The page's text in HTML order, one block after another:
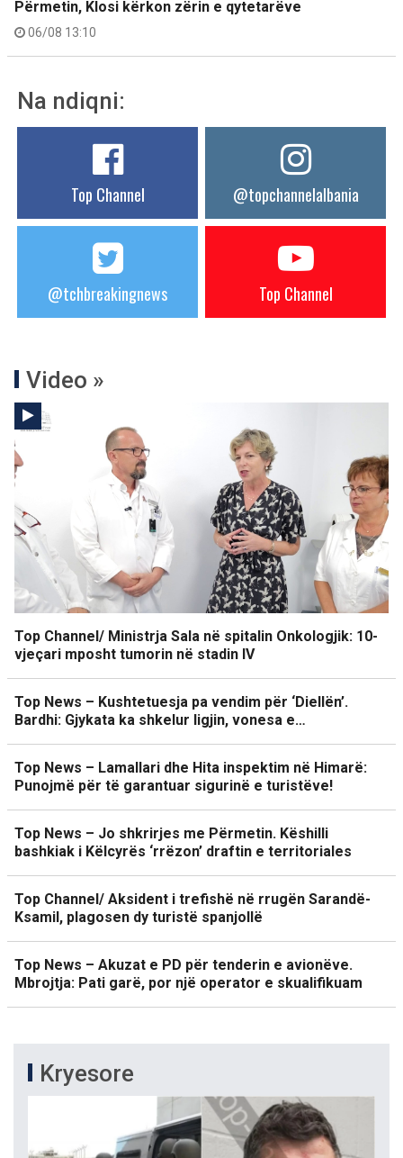
Përmetin, Klosi kërkon zërin e qytetarëve
06/08 13:10
Na ndiqni:
Top Channel @topchannelalbania
@tchbreakingnews Top Channel
Video »
Top Channel/ Ministrja Sala në spitalin Onkologjik: 10-
vjeçari mposht tumorin në stadin IV
Top News – Kushtetuesja pa vendim për ‘Diellën’.
Bardhi: Gjykata ka shkelur ligjin, vonesa e…
Top News – Lamallari dhe Hita inspektim në Himarë:
Punojmë për të garantuar sigurinë e turistëve!
Top News – Jo shkrirjes me Përmetin. Këshilli
bashkiak i Këlcyrës ‘rrëzon’ draftin e territoriales
Top Channel/ Aksident i trefishë në rrugën Sarandë-
Ksamil, plagosen dy turistë spanjollë
Top News – Akuzat e PD për tenderin e avionëve.
Mbrojtja: Pati garë, por një operator e skualifikuam
Kryesore